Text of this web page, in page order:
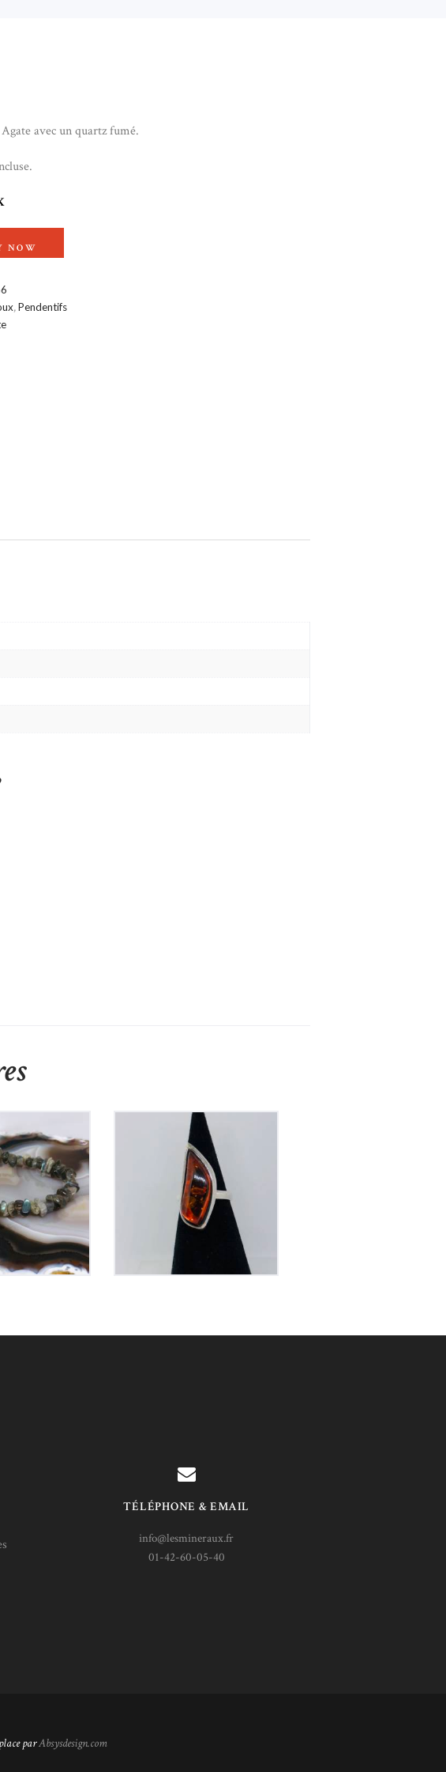
avec un quartz fumé.
NOW
,Pendentifs
Labradorite
€
Bague Ambre sur
Argent
165€
TÉLÉPHONE & EMAIL
info@lesmineraux.fr
01-42-60-05-40
parAbsysdesign.com